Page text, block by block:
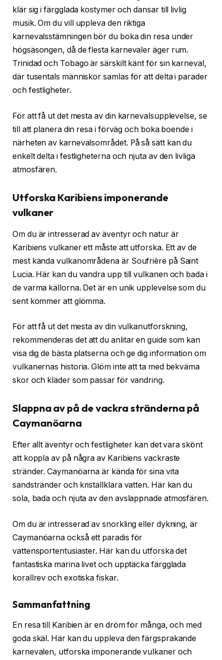
klär sig i färgglada kostymer och dansar till livlig
musik. Om du vill uppleva den riktiga
karnevalsstämningen bör du boka din resa under
högsäsongen, då de flesta karnevaler äger rum.
Trinidad och Tobago är särskilt känt för sin karneval,
där tusentals människor samlas för att delta i parader
och festligheter.
För att få ut det mesta av din karnevalsupplevelse, se
till att planera din resa i förväg och boka boende i
närheten av karnevalsområdet. På så sätt kan du
enkelt delta i festligheterna och njuta av den livliga
atmosfären.
Utforska Karibiens imponerande
vulkaner
Om du är intresserad av äventyr och natur är
Karibiens vulkaner ett måste att utforska. Ett av de
mest kända vulkanområdena är Soufrière på Saint
Lucia. Här kan du vandra upp till vulkanen och bada i
de varma källorna. Det är en unik upplevelse som du
sent kommer att glömma.
För att få ut det mesta av din vulkanutforskning,
rekommenderas det att du anlitar en guide som kan
visa dig de bästa platserna och ge dig information om
vulkanernas historia. Glöm inte att ta med bekväma
skor och kläder som passar för vandring.
Slappna av på de vackra stränderna på
Caymanöarna
Efter allt äventyr och festligheter kan det vara skönt
att koppla av på några av Karibiens vackraste
stränder. Caymanöarna är kända för sina vita
sandstränder och kristallklara vatten. Här kan du
sola, bada och njuta av den avslappnade atmosfären.
Om du är intresserad av snorkling eller dykning, är
Caymanöarna också ett paradis för
vattensportentusiaster. Här kan du utforska det
fantastiska marina livet och upptäcka färgglada
korallrev och exotiska fiskar.
Sammanfattning
En resa till Karibien är en dröm för många, och med
goda skäl. Här kan du uppleva den färgsprakande
karnevalen, utforska imponerande vulkaner och